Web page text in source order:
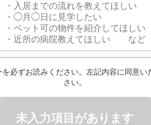
を必ずお読みください。左記内容に同意
さい。
未入力項目があります